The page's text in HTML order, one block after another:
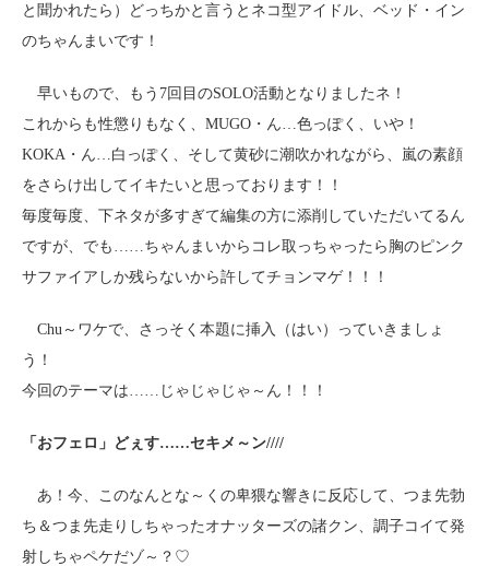
と聞かれたら）どっちかと言うとネコ型アイドル、ベッド・イン
のちゃんまいです！
早いもので、もう7回目のSOLO活動となりましたネ！
これからも性懲りもなく、MUGO・ん…色っぽく、いや！
KOKA・ん…白っぽく、そして黄砂に潮吹かれながら、嵐の素顔
をさらけ出してイキたいと思っております！！
毎度毎度、下ネタが多すぎて編集の方に添削していただいてるん
ですが、でも……ちゃんまいからコレ取っちゃったら胸のピンク
サファイアしか残らないから許してチョンマゲ！！！
Chu～ワケで、さっそく本題に挿入（はい）っていきましょ
う！
今回のテーマは……じゃじゃじゃ～ん！！！
「おフェロ」どぇす……セキメ～ン////
あ！今、このなんとな～くの卑猥な響きに反応して、つま先勃
ち＆つま先走りしちゃったオナッターズの諸クン、調子コイて発
射しちゃペケだゾ～？♡